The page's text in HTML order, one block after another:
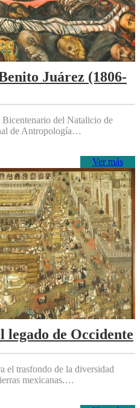
Juárez (1806-
del Natalicio de
de Antropología…
Ver más
legado de Occidente
el trasfondo de la diversidad
mexicanas.…